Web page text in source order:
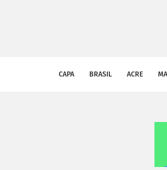
CAPA BRASIL ACRE